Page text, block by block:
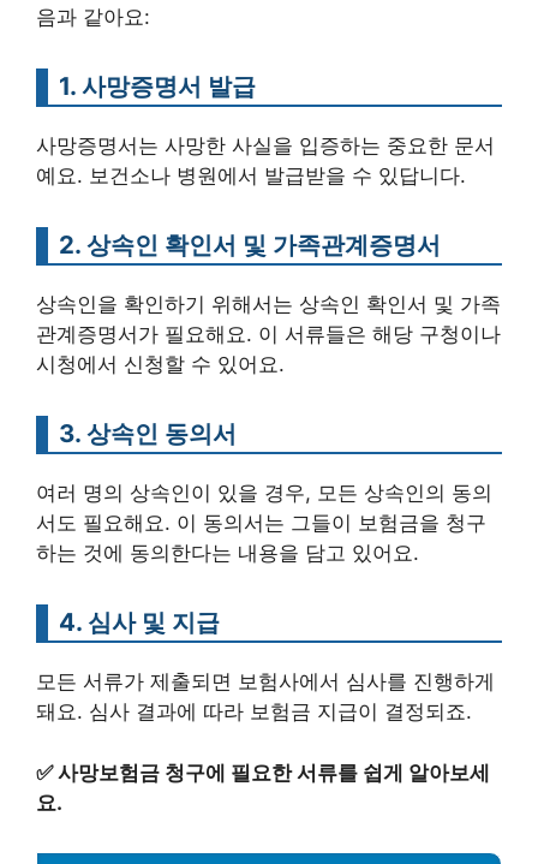
음과 같아요:
1. 사망증명서 발급
사망증명서는 사망한 사실을 입증하는 중요한 문서
예요. 보건소나 병원에서 발급받을 수 있답니다.
2. 상속인 확인서 및 가족관계증명서
상속인을 확인하기 위해서는 상속인 확인서 및 가족
관계증명서가 필요해요. 이 서류들은 해당 구청이나
시청에서 신청할 수 있어요.
3. 상속인 동의서
여러 명의 상속인이 있을 경우, 모든 상속인의 동의
서도 필요해요. 이 동의서는 그들이 보험금을 청구
하는 것에 동의한다는 내용을 담고 있어요.
4. 심사 및 지급
모든 서류가 제출되면 보험사에서 심사를 진행하게
돼요. 심사 결과에 따라 보험금 지급이 결정되죠.
✅사망보험금 청구에 필요한 서류를 쉽게 알아보세
요.